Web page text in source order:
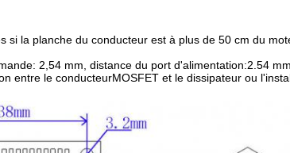
si la planche du conducteur est à plus de 50 cm du
2,54 mm, distance du port d'alimentation:2.54 mm
entre le conducteurMOSFET et le dissipateur ou